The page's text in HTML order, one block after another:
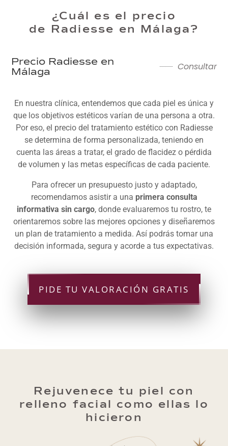
¿Cuál es el precio
de Radiesse en Málaga?
Precio Radiesse en
Málaga
Consultar
En nuestra clínica, entendemos que cada piel es única y
que los objetivos estéticos varían de una persona a otra.
Por eso, el precio del tratamiento estético con Radiesse
se determina de forma personalizada, teniendo en
cuenta las áreas a tratar, el grado de flacidez o pérdida
de volumen y las metas específicas de cada paciente.
Para ofrecer un presupuesto justo y adaptado,
recomendamos asistir a una primera consulta
informativa sin cargo, donde evaluaremos tu rostro, te
orientaremos sobre las mejores opciones y diseñaremos
un plan de tratamiento a medida. Así podrás tomar una
decisión informada, segura y acorde a tus expectativas.
PIDE TU VALORACIÓN GRATIS
Rejuvenece tu piel con
relleno facial como ellas lo
hicieron